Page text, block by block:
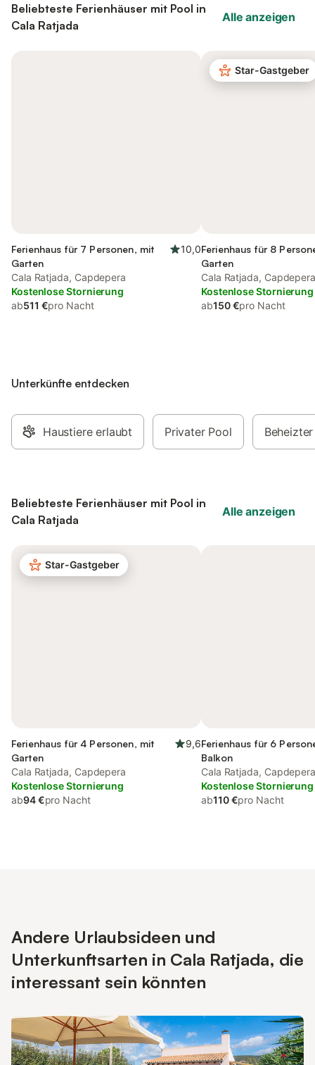
Beliebteste Ferienhäuser mit Pool in
Cala Ratjada
Alle anzeigen
Ferienhaus für 7 Personen, mit
Garten
10,0
Cala Ratjada, Capdepera
Kostenlose Stornierung
ab511 €pro Nacht
Star-Gastgeber
Ferienhaus für 8
Garten
Cala Ratjada,
Kostenlose Stornierung
ab150 €pro Nacht
Unterkünfte entdecken
Haustiere erlaubt Privater Pool
Beliebteste Ferienhäuser mit Pool in
Cala Ratjada
Alle anzeigen
Star-Gastgeber
Ferienhaus für 4 Personen, mit
Garten
9,6
Cala Ratjada, Capdepera
Kostenlose Stornierung
ab94 €pro Nacht
Ferienhaus für 6
Balkon
Cala Ratjada,
Kostenlose Stornierung
ab110 €pro Nacht
Andere Urlaubsideen und
Unterkunftsarten in Cala Ratjada, die
interessant sein könnten